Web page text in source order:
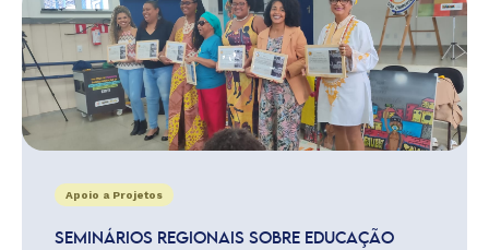
Apoio a Projetos
SEMINÁRIOS REGIONAIS SOBRE EDUCAÇÃO